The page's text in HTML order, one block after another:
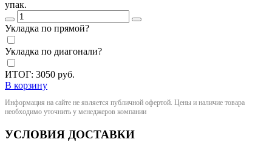
упак.
Укладка по прямой?
Укладка по диагонали?
ИТОГ: 3050 руб.
В корзину
Информация на сайте не является публичной офертой. Цены и наличие товара
необходимо уточнить у менеджеров компании
УСЛОВИЯ ДОСТАВКИ